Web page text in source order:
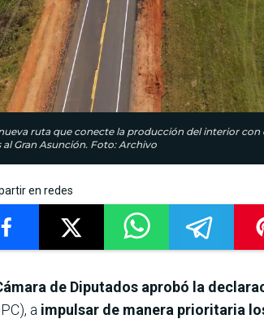
ruta que conecte la producción del interior
Gran Asunción. Foto: Archivo
en redes
de Diputados aprobó la
a impulsar de manera prioritaria